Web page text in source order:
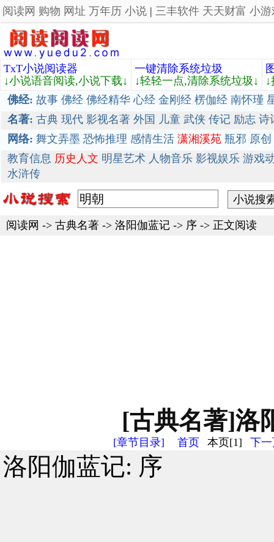
阅读网 购物 网址 万年历 小说 | 三丰软件 天天财富 小游
TxT小说阅读器
↓小说语音阅读,小说下载↓
一键清除系统垃圾
↓轻轻一点,清除系统垃圾↓
佛经: 故事 佛经 佛经精华 心经 金刚经 楞伽经 南怀瑾
名著: 古典 现代 影视名著 外国 儿童 武侠 传记 励志 诗
网络: 舞文弄墨 恐怖推理 感情生活 潇湘溪苑 瓶邪 原创
教育信息 历史人文 明星艺术 人物音乐 影视娱乐 游戏
水浒传
阅读网 -> 古典名著 -> 洛阳伽蓝记 -> 序 -> 正文阅读
[古典名著]洛
[章节目录] 首页 本页[1] 下
洛阳伽蓝记: 序